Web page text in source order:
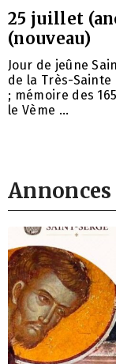
25 juillet
(nouveau)
Jour de jeûne
de la Très-
; mémoire des
le Vème …
Annonces